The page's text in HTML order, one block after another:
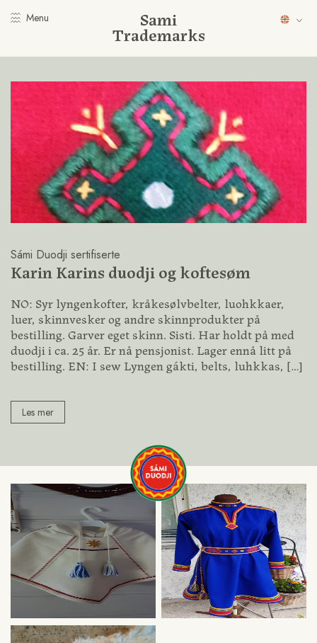
Menu Sami
Trademarks
Sámi Duodji sertifiserte
Karin Karins duodji og koftesøm
NO: Syr lyngenkofter, kråkesølvbelter, luohkkaer,
luer, skinnvesker og andre skinnprodukter på
bestilling. Garver eget skinn. Sisti. Har holdt på med
duodji i ca. 25 år. Er nå pensjonist. Lager ennå litt på
bestilling. EN: I sew Lyngen gákti, belts, luhkkas, […]
Les mer